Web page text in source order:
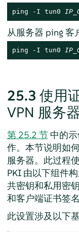
ping -I tun0
从服务器 ping 客
ping -I tun0
25.3 使用
VPN 服务
第 25.2 节中的示
作。本节说明如
服务器。此过程
PKI 由以下组件
共密钥和私用密
和客户端证书签
此设置涉及以下